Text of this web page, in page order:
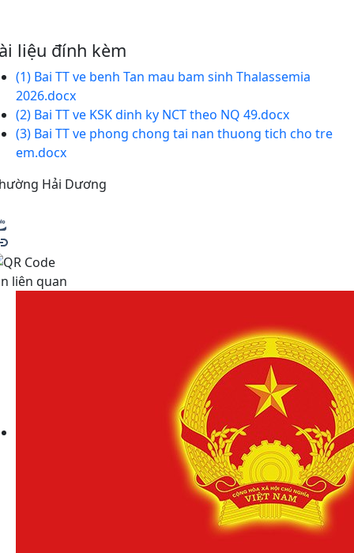
liệu đính kèm
(1) Bai TT ve benh Tan mau bam sinh Thalassemia
2026.docx
(2) Bai TT ve KSK dinh ky NCT theo NQ 49.docx
(3) Bai TT ve phong chong tai nan thuong tich cho tre
em.docx
Hải Dương
liên quan